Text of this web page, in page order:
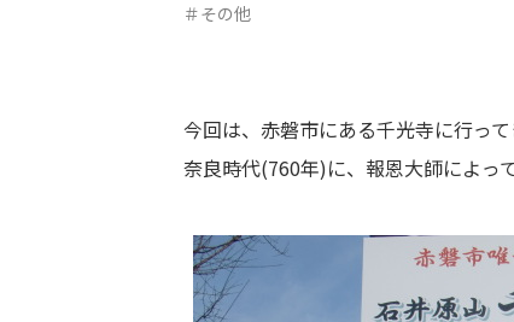
＃その他
今回は、赤磐市にある千光寺に行って
奈良時代(760年)に、報恩大師によっ